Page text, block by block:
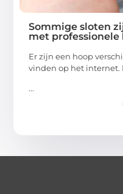
Sommige sloten
met professionele
Er zijn een hoop
vinden op het internet.
...